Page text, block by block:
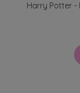
Harry Potter -